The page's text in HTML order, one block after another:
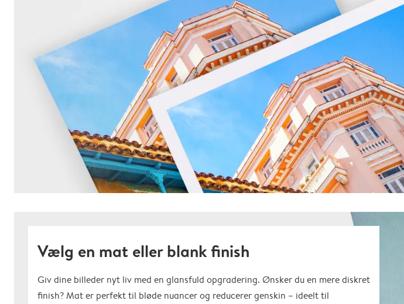
Vælg en mat eller blank finish
Giv dine billeder nyt liv med en glansfuld opgradering. Ønsker du en mere diskret
finish? Mat er perfekt til bløde nuancer og reducerer genskin – ideelt til